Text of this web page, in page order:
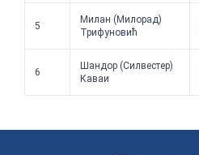
5
Милан (Милорад)
Трифуновић
6
Шандор (Силвестер)
Каваи